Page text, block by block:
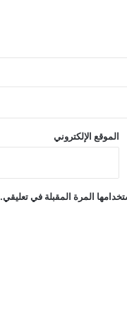
الموقع الإلكتروني
المرة المقبلة في تعليقي.